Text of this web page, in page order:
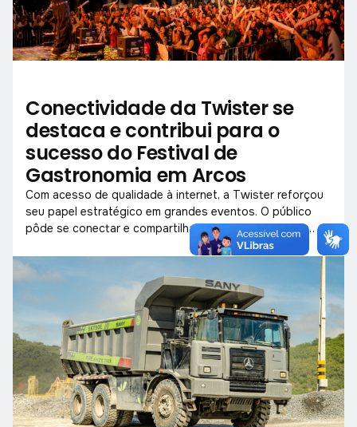
Conectividade da Twister se
destaca e contribui para o
sucesso do Festival de
Gastronomia em Arcos
Com acesso de qualidade à internet, a Twister reforçou
seu papel estratégico em grandes eventos. O público
pôde se conectar e compartilhar cada momento sem